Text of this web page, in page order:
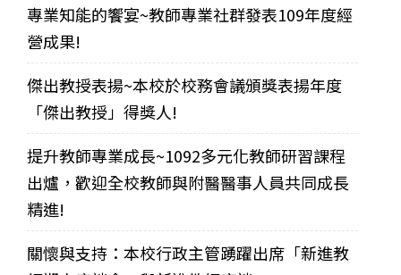
專業知能的饗宴~教師專業社群發表109年度經
營成果!
傑出教授表揚~本校於校務會議頒獎表揚年度
「傑出教授」得獎人!
提升教師專業成長~1092多元化教師研習課程
出爐，歡迎全校教師與附醫醫事人員共同成長
精進!
關懷與支持：本校行政主管踴躍出席「新進教